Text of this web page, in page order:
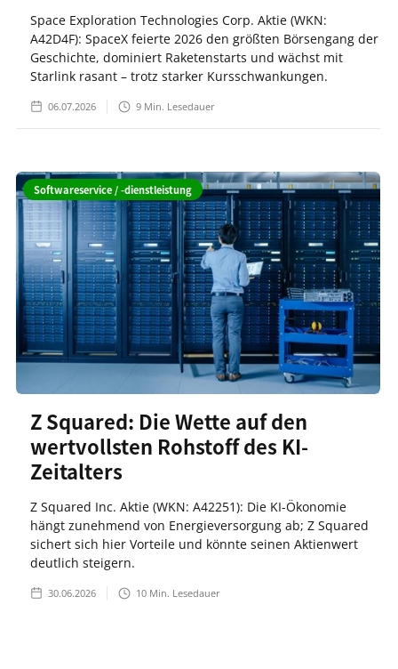
Space Exploration Technologies Corp. Aktie (WKN:
A42D4F): SpaceX feierte 2026 den größten Börsengang der
Geschichte, dominiert Raketenstarts und wächst mit
Starlink rasant – trotz starker Kursschwankungen.
06.07.2026 9 Min. Lesedauer
Softwareservice / -dienstleistung
Z Squared: Die Wette auf den
wertvollsten Rohstoff des KI-
Zeitalters
Z Squared Inc. Aktie (WKN: A42251): Die KI-Ökonomie
hängt zunehmend von Energieversorgung ab; Z Squared
sichert sich hier Vorteile und könnte seinen Aktienwert
deutlich steigern.
30.06.2026 10 Min. Lesedauer